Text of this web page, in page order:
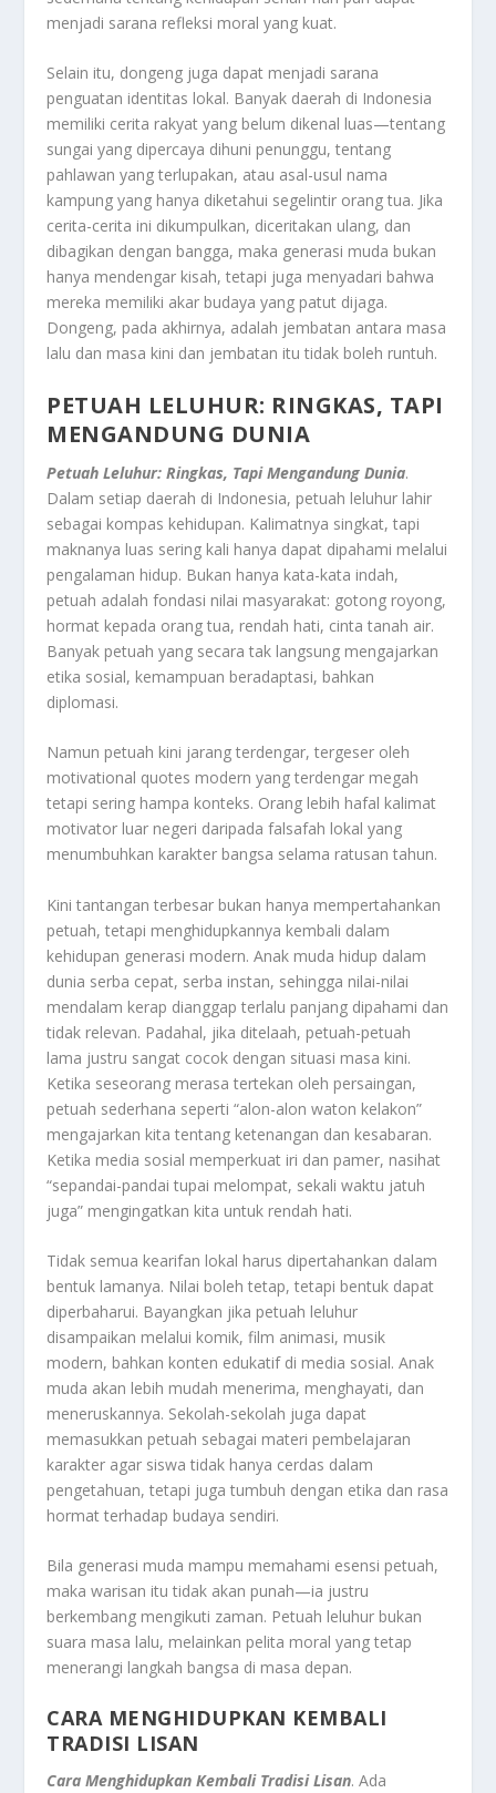
menjadi sarana refleksi moral yang kuat.
Selain itu, dongeng juga dapat menjadi sarana
penguatan identitas lokal. Banyak daerah di Indonesia
memiliki cerita rakyat yang belum dikenal luas—tentang
sungai yang dipercaya dihuni penunggu, tentang
pahlawan yang terlupakan, atau asal-usul nama
kampung yang hanya diketahui segelintir orang tua. Jika
cerita-cerita ini dikumpulkan, diceritakan ulang, dan
dibagikan dengan bangga, maka generasi muda bukan
hanya mendengar kisah, tetapi juga menyadari bahwa
mereka memiliki akar budaya yang patut dijaga.
Dongeng, pada akhirnya, adalah jembatan antara masa
lalu dan masa kini dan jembatan itu tidak boleh runtuh.
PETUAH LELUHUR: RINGKAS, TAPI
MENGANDUNG DUNIA
Petuah Leluhur: Ringkas, Tapi Mengandung Dunia.
Dalam setiap daerah di Indonesia, petuah leluhur lahir
sebagai kompas kehidupan. Kalimatnya singkat, tapi
maknanya luas sering kali hanya dapat dipahami melalui
pengalaman hidup. Bukan hanya kata-kata indah,
petuah adalah fondasi nilai masyarakat: gotong royong,
hormat kepada orang tua, rendah hati, cinta tanah air.
Banyak petuah yang secara tak langsung mengajarkan
etika sosial, kemampuan beradaptasi, bahkan
diplomasi.
Namun petuah kini jarang terdengar, tergeser oleh
motivational quotes modern yang terdengar megah
tetapi sering hampa konteks. Orang lebih hafal kalimat
motivator luar negeri daripada falsafah lokal yang
menumbuhkan karakter bangsa selama ratusan tahun.
Kini tantangan terbesar bukan hanya mempertahankan
petuah, tetapi menghidupkannya kembali dalam
kehidupan generasi modern. Anak muda hidup dalam
dunia serba cepat, serba instan, sehingga nilai-nilai
mendalam kerap dianggap terlalu panjang dipahami dan
tidak relevan. Padahal, jika ditelaah, petuah-petuah
lama justru sangat cocok dengan situasi masa kini.
Ketika seseorang merasa tertekan oleh persaingan,
petuah sederhana seperti “alon-alon waton kelakon”
mengajarkan kita tentang ketenangan dan kesabaran.
Ketika media sosial memperkuat iri dan pamer, nasihat
“sepandai-pandai tupai melompat, sekali waktu jatuh
juga” mengingatkan kita untuk rendah hati.
Tidak semua kearifan lokal harus dipertahankan dalam
bentuk lamanya. Nilai boleh tetap, tetapi bentuk dapat
diperbaharui. Bayangkan jika petuah leluhur
disampaikan melalui komik, film animasi, musik
modern, bahkan konten edukatif di media sosial. Anak
muda akan lebih mudah menerima, menghayati, dan
meneruskannya. Sekolah-sekolah juga dapat
memasukkan petuah sebagai materi pembelajaran
karakter agar siswa tidak hanya cerdas dalam
pengetahuan, tetapi juga tumbuh dengan etika dan rasa
hormat terhadap budaya sendiri.
Bila generasi muda mampu memahami esensi petuah,
maka warisan itu tidak akan punah—ia justru
berkembang mengikuti zaman. Petuah leluhur bukan
suara masa lalu, melainkan pelita moral yang tetap
menerangi langkah bangsa di masa depan.
CARA MENGHIDUPKAN KEMBALI
TRADISI LISAN
Cara Menghidupkan Kembali Tradisi Lisan. Ada